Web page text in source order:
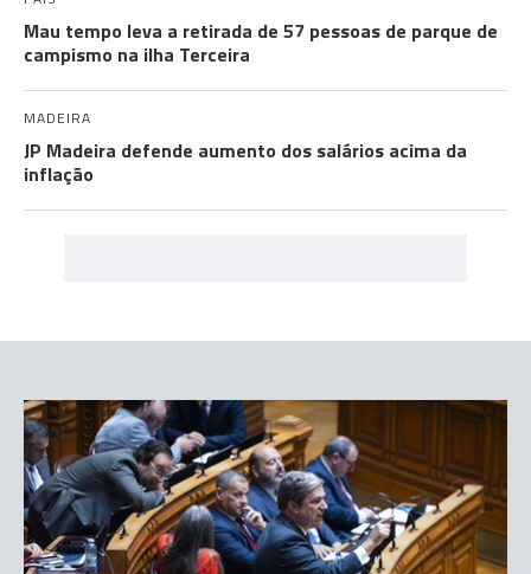
Mau tempo leva a retirada de 57 pessoas de parque de
campismo na ilha Terceira
MADEIRA
JP Madeira defende aumento dos salários acima da
inflação